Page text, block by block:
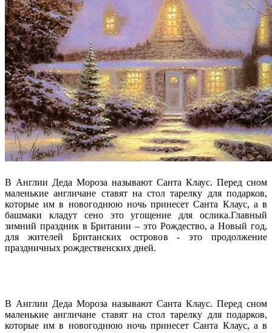
В Англии Деда Мороза называют Санта Клаус. Перед сном
маленькие англичане ставят на стол тарелку для подарков,
которые им в новогоднюю ночь принесет Санта Клаус, а в
башмаки кладут сено это угощение для ослика.Главный
зимний праздник в Британии – это Рождество, а Новый год,
для жителей Британских островов - это продолжение
праздничных рождественских дней.
В Англии Деда Мороза называют Санта Клаус. Перед сном
маленькие англичане ставят на стол тарелку для подарков,
которые им в новогоднюю ночь принесет Санта Клаус, а в